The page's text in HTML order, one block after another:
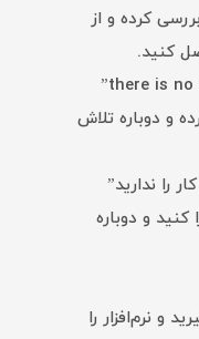
کرده و از
کنید.
و دوباره تلاش
را ندارید”
کنید و دوباره
و نرم‌افزار را